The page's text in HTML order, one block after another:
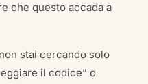
che questo accada a
stai cercando solo
il codice” o